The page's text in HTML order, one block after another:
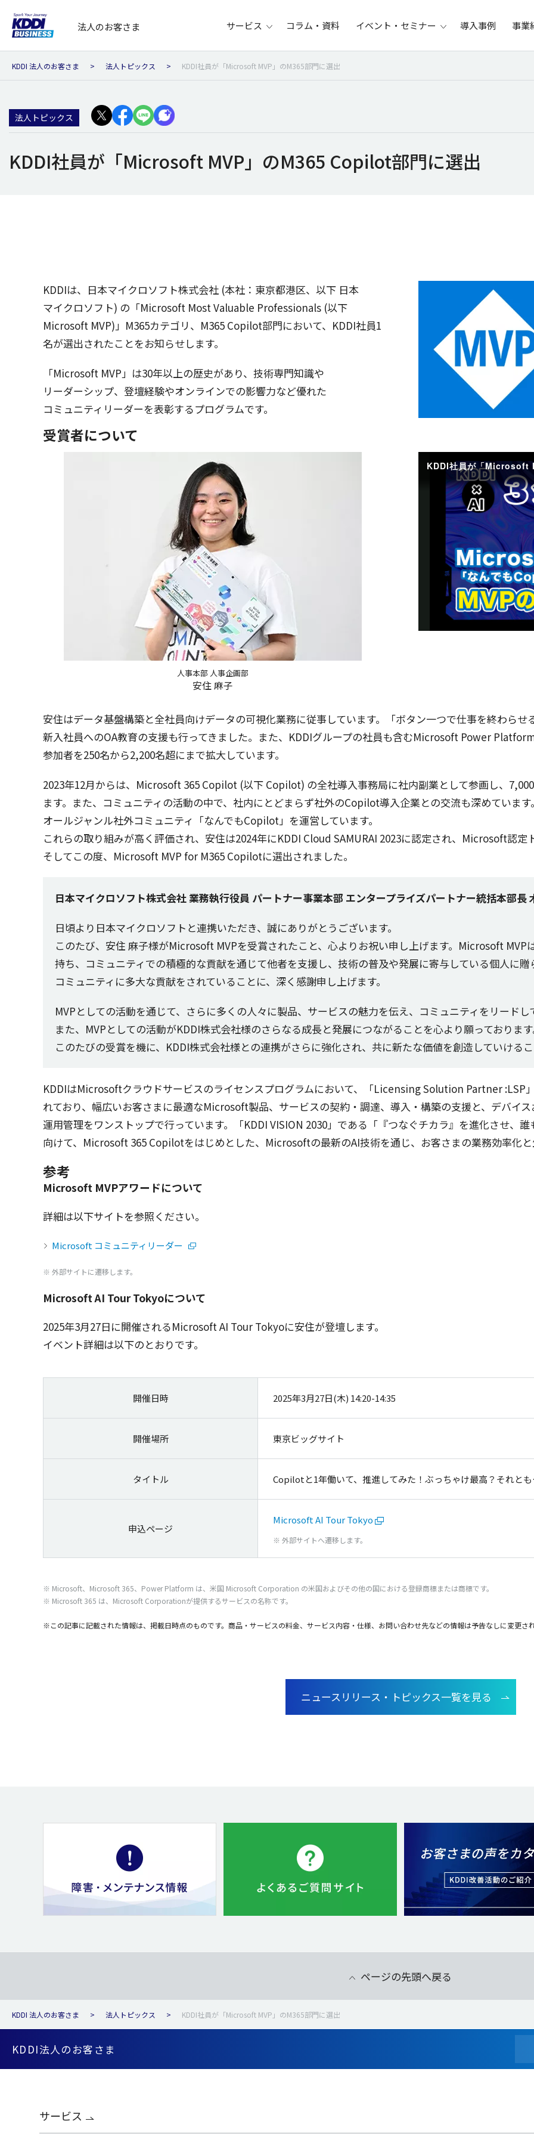
法人のお客さま サービス コラム・資料 イベント・セミナー 導入事例 事業
KDDI 法人のお客さま 法人トピックス KDDI社員が「Microsoft MVP」のM365部門に選出
法人トピックス
KDDI社員が「Microsoft MVP」のM365 Copilot部門に選出
KDDIは、 日本マイクロソフト株式会社 (本社 ： 東京都港区、 以下 日本
マイクロソフト) の「Microsoft Most Valuable Professionals (以下
Microsoft MVP)」M365カテゴリ 、M365 Copilot部門において、KDDI社員1
名が選出されたことをお知らせします。
「Microsoft MVP」は30年以上の歴史があり、 技術専門知識や
リーダーシップ、 登壇経験やオンラインでの影響力など優れた
コミュニティリーダーを表彰するプログラムです。
受賞者について
人事本部 人事企画部
安住 麻子
安住はデータ基盤構築と全社員向けデータの可視化業務に従事しています。「ボタン一つで仕事を終わらせ
新入社員へのOA教育の支援も行ってきました。また、KDDIグループの社員も含むMicrosoft Power
参加者を250名から2,200名超にまで拡大しています。
2023年12月からは、Microsoft 365 Copilot (以下 Copilot) の全社導入事務局に社内副業として参画 し、7,000
ます。また、 コミュニティ の活動の中で、 社内にとどまらず社外のCopilot導入企業との交流も深めていま
オールジャンル社外コミュニティ 「なんでもCopilot」を運営 しています。
これらの取り組みが高く 評価され、 安住は2024年にKDDI Cloud SAMURAI 2023に認定され、Microsoft認定
そしてこの度、Microsoft MVP for M365 Copilotに選出されました。
日本マイクロソフト株式会社 業務執行役員 パートナー事業本部 エンタープライズパートナー統括本部長
日頃より 日本マイクロソフト と連携いただき、誠にありがとうございます。
このたび、 安住 麻子様がMicrosoft MVPを受賞されたこと、心よりお祝い申し上げます。Microsoft MVP
持ち、 コミュニティ での積極的な貢献を通じて他者を支援し、 技術の普及や発展に寄与している個人に贈
コミュニティ に多大な貢献をされていることに、深く 感謝申 し上げます。
MVPとしての活動を通じて、さらに多くの人々に製品、 サービスの魅力を伝え、 コミュニティ を リード
また、MVPとしての活動がKDDI株式会社様のさらなる成長と発展につながることを心より願っておりま
このたびの受賞を機に、KDDI株式会社様との連携がさらに強化され、共に新たな価値を創造 していける
KDDIはMicrosoftクラウドサービスのライセンスプログラムにおいて、「Licensing Solution Partner :LSP
れており、 幅広いお客さまに最適なMicrosoft製品、 サービスの契約 ・ 調達、 導入 ・ 構築の支援と、 デバイス
運用管理をワンストップで行っています。「KDDI VISION 2030」である「『つなぐチカラ』を進化させ、誰
向けて、Microsoft 365 Copilotをはじめとした、Microsoftの最新のAI技術を通じ、お客さまの業務効率化と
参考
Microsoft MVPアワードについて
詳細は以下サイトを参照ください。
Microsoft コミュニティリーダー
※ 外部サイトに遷移します。
Microsoft AI Tour Tokyoについて
2025年3月27日に開催されるMicrosoftAI Tour Tokyoに安住が登壇します。
イベント詳細は以下のとおりです。
開催日時 2025年3月27日(木) 14:20-14:35
開催場所 東京ビッグサイト
タイトル Copilotと1年働いて、推進してみた！ぶっちゃけ最高？それと
申込ページ
Microsoft AI Tour Tokyo
※ 外部サイトへ遷移します。
※ Microsoft、Microsoft 365、Power Platform は、 米国 Microsoft Corporation の米国およびその他の国における登録商標または商標です。
※ Microsoft 365 は、Microsoft Corporationが提供するサービスの名称です。
※この記事に記載された情報は、掲載日時点のものです。商品・サービスの料金、サービス内容・仕様、お問い合わせ先などの情報は予告なしに変更
ニュースリリース・トピックス一覧を見る
ページの先頭へ戻る
KDDI 法人のお客さま 法人トピックス KDDI社員が「Microsoft MVP」のM365部門に選出
KDDI法人のお客さま
サービス